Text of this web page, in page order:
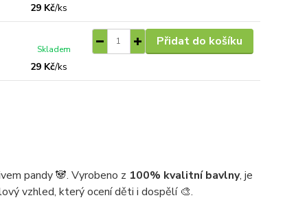
29 Kč/ks
29 Kč/ks
Skladem
Přidat do košíku
pandy 🐼. Vyrobeno z 100% kvalitní bavlny, je
vzhled, který ocení děti i dospělí 🎨.